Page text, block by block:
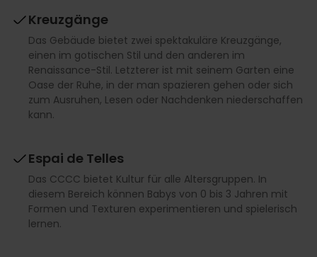
Kreuzgänge
Das Gebäude bietet zwei spektakuläre Kreuzgänge,
einen im gotischen Stil und den anderen im
Renaissance-Stil. Letzterer ist mit seinem Garten eine
Oase der Ruhe, in der man spazieren gehen oder sich
zum Ausruhen, Lesen oder Nachdenken niederschaffen
kann.
Espai de Telles
Das CCCC bietet Kultur für alle Altersgruppen. In
diesem Bereich können Babys von 0 bis 3 Jahren mit
Formen und Texturen experimentieren und spielerisch
lernen.